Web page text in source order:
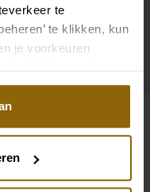
te
te klikken, kun
je voorkeuren
match met